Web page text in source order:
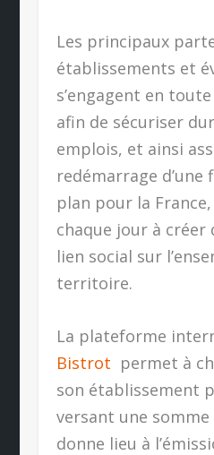
Les principaux
établissements et
s’engagent en
afin de sécuriser
emplois, et ainsi
redémarrage
plan pour la
chaque jour à
lien social sur
territoire.
La plateforme
Bistrot permet à
son établissement
versant une
donne lieu à